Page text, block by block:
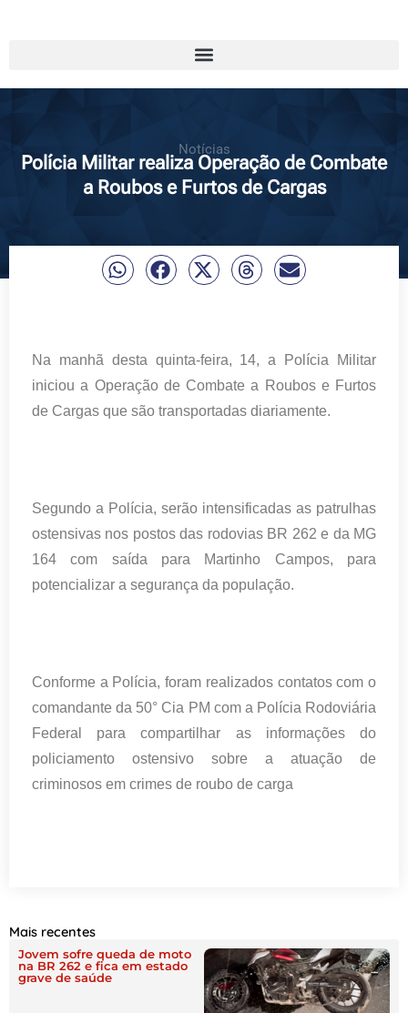
Notícias
Polícia Militar realiza Operação de Combate
a Roubos e Furtos de Cargas
Na manhã desta quinta-feira, 14, a Polícia Militar
iniciou a Operação de Combate a Roubos e Furtos
de Cargas que são transportadas diariamente.
Segundo a Polícia, serão intensificadas as patrulhas
ostensivas nos postos das rodovias BR 262 e da MG
164 com saída para Martinho Campos, para
potencializar a segurança da população.
Conforme a Polícia, foram realizados contatos com o
comandante da 50° Cia PM com a Polícia Rodoviária
Federal para compartilhar as informações do
policiamento ostensivo sobre a atuação de
criminosos em crimes de roubo de carga
Mais recentes
Jovem sofre queda de moto
na BR 262 e fica em estado
grave de saúde